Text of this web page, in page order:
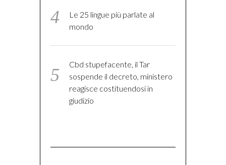
Le 25 lingue più parlate al
mondo
Cbd stupefacente, il Tar
sospende il decreto, ministero
reagisce costituendosi in
giudizio